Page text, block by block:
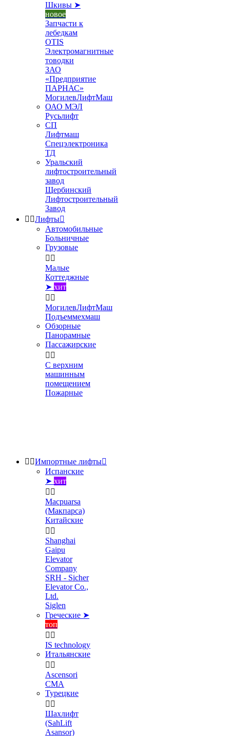
Шкивы ➤
новое
Запчасти к
лебедкам
OTIS
Электромагнитные
товодки
ЗАО
«Предприятие
ПАРНАС»
МогилевЛифтМаш
ОАО МЭЛ
Русьлифт
СП
Лифтмаш
Спецэлектроника
ТД
Уральский
лифтостроительный
завод
Щербинский
Лифтостроительный
Завод
 Лифты
Автомобильные
Больничные
Грузовые
 
Малые
Коттеджные
➤ хит
 
МогилевЛифтМаш
Подъеммехмаш
Обзорные
Панорамные
Пассажирские
 
С верхним
машинным
помещением
Пожарные
 Импортные лифты
Испанские
➤ хит
 
Macpuarsa
(Макпарса)
Китайские
 
Shanghai
Gaipu
Elevator
Company
SRH - Sicher
Elevator Co.,
Ltd.
Siglen
Греческие ➤
топ
 
IS technology
Итальянские
 
Ascensori
CMA
Турецкие
 
Шахлифт
(SahLift
Asansor)